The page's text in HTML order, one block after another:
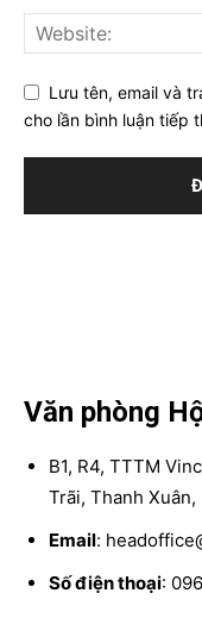
Lưu tên, email và
cho lần bình luận tiếp
Văn phòng
B1, R4, TTTM
Trãi, Thanh Xuân,
Email:
Số điện thoại: